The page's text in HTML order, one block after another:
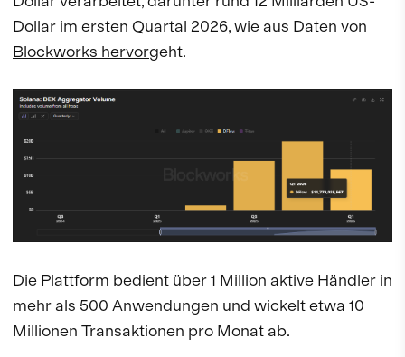
Dollar im ersten Quartal 2026, wie aus Daten von
Blockworks hervorgeht.
Die Plattform bedient über 1 Million aktive Händler in
mehr als 500 Anwendungen und wickelt etwa 10
Millionen Transaktionen pro Monat ab.